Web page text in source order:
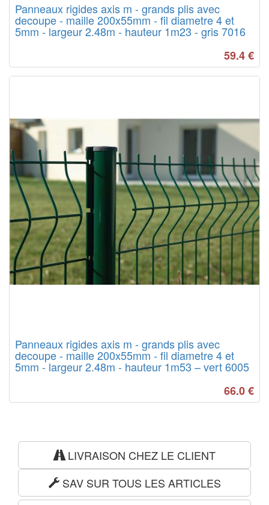
Panneaux rigides axis m - grands plis avec
decoupe - maille 200x55mm - fil diametre 4 et
5mm - largeur 2.48m - hauteur 1m23 - gris 7016
59.4€
Panneaux rigides axis m - grands plis avec
decoupe - maille 200x55mm - fil diametre 4 et
5mm - largeur 2.48m - hauteur 1m53 – vert 6005
66.0€
LIVRAISON CHEZ LE CLIENT
SAV SUR TOUS LES ARTICLES